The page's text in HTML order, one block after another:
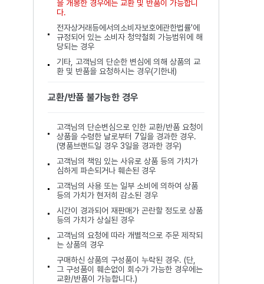
을 개봉한 경우에는 교환 및 반품이 가능합니
다.
전자상거래등에서의소비자보호에관한법률'에
규정되어 있는 소비자 청약철회 가능범위에 해
당되는 경우
기타, 고객님의 단순한 변심에 의해 상품의 교
환 및 반품을 요청하시는 경우(기한내)
교환/반품 불가능한 경우
고객님의 단순변심으로 인한 교환/반품 요청이
상품을 수령한 날로부터 7일을 경과한 경우.
(명품브랜드일 경우 3일을 경과한 경우)
고객님의 책임 있는 사유로 상품 등의 가치가
심하게 파손되거나 훼손된 경우
고객님의 사용 또는 일부 소비에 의하여 상품
등의 가치가 현저히 감소된 경우
시간이 경과되어 재판매가 곤란할 정도로 상품
등의 가치가 상실된 경우
고객님의 요청에 따라 개별적으로 주문 제작되
는 상품의 경우
구매하신 상품의 구성품이 누락된 경우. (단,
그 구성품이 훼손없이 회수가 가능한 경우에는
교환/반품이 가능합니다.)